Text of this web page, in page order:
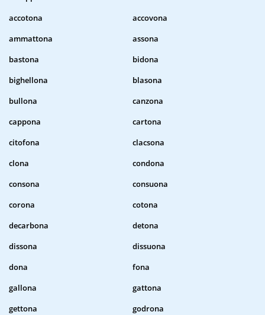
accotona
accovona
ammattona
assona
bastona
bidona
bighellona
blasona
bullona
canzona
cappona
cartona
citofona
clacsona
clona
condona
consona
consuona
corona
cotona
decarbona
detona
dissona
dissuona
dona
fona
gallona
gattona
gettona
godrona